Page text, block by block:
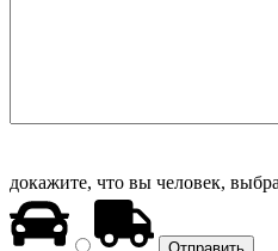
докажите, что вы человек,